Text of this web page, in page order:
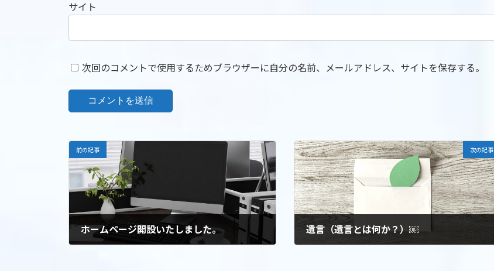
サイト
次回のコメントで使用するためブラウザーに自分の名前、メールアドレス、サイトを保存する。
前の記事
ホームページ開設いたしました。
次の記事
遺言（遺言とは何か？）￼